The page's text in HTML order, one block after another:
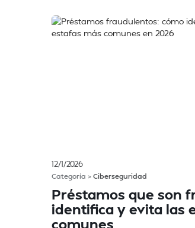
12/1/2026
Categoría > Ciberseguridad
Préstamos que son
identifica y evita las
comunes